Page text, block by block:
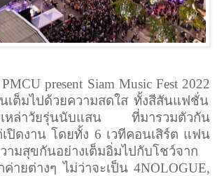
present Siam Music Fest 2022
เต็มไปด้วยความสดใส ทั้งสีสันแฟชั่น
เหล่าวัยรุ่นนับแสน ที่มารวมตัวกัน
ปิดงาน โดยทั้ง 6 เวทีคอนเสิร์ต แฟน
มสุขกันอย่างเต็มอิ่มไปกับโชว์จาก
ายต่างๆ ไม่ว่าจะเป็น 4NOLOGUE,